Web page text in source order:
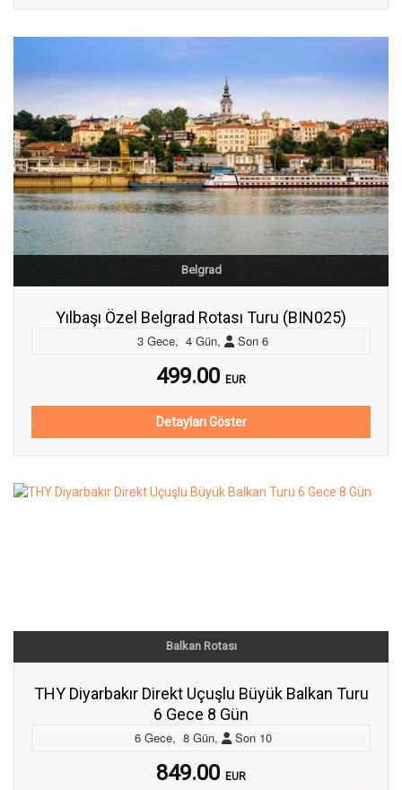
Belgrad
Yılbaşı Özel Belgrad Rotası Turu (BIN025)
3 Gece, 4 Gün, Son 6
499.00 EUR
Detayları Göster
Balkan Rotası
THY Diyarbakır Direkt Uçuşlu Büyük Balkan Turu
6 Gece 8 Gün
6 Gece, 8 Gün, Son10
849.00 EUR